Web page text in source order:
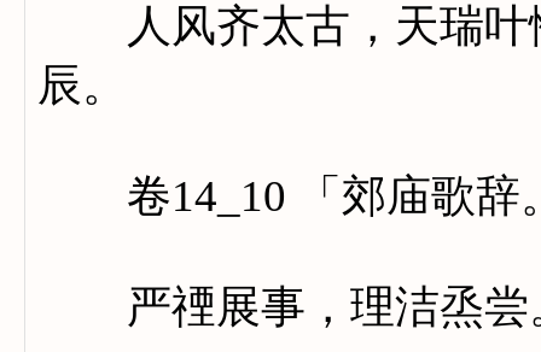
人风齐太古，天瑞叶
辰。
卷14_10 「郊庙歌辞
严禋展事，理洁烝尝